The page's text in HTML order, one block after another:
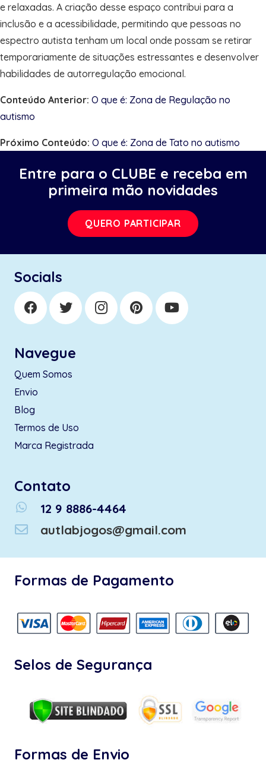
e relaxadas. A criação desse espaço contribui para a
inclusão e a acessibilidade, permitindo que pessoas no
espectro autista tenham um local onde possam se retirar
temporariamente de situações estressantes e desenvolver
habilidades de autorregulação emocional.
Conteúdo Anterior: O que é: Zona de Regulação no
autismo
Próximo Conteúdo: O que é: Zona de Tato no autismo
Entre para o CLUBE e receba em
primeira mão novidades
QUERO PARTICIPAR
Socials
Navegue
Quem Somos
Envio
Blog
Termos de Uso
Marca Registrada
Contato
whatsapp
12 9 8886-4464
autlabjogos@gmail.com
Formas de Pagamento
Selos de Segurança
Formas de Envio